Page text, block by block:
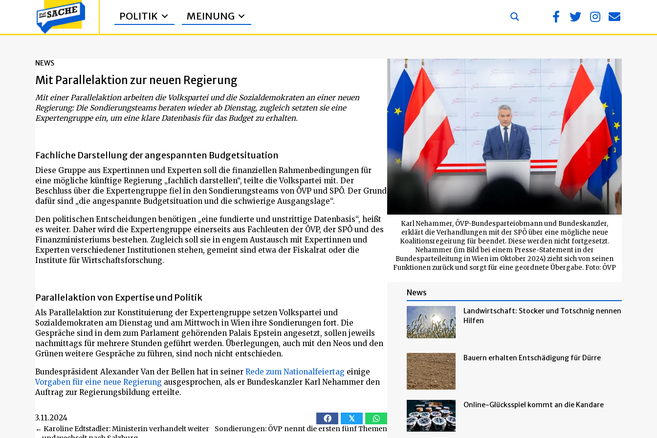
POLITIK MEINUNG
NEWS
Mit Parallelaktion zur neuen Regierung
Mit einer Parallelaktion arbeiten die Volkspartei und die Sozialdemokraten an einer neuen
Regierung: Die Sondierungsteams beraten wieder ab Dienstag, zugleich setzten sie eine
Expertengruppe ein, um eine klare Datenbasis für das Budget zu erhalten.
Fachliche Darstellung der angespannten Budgetsituation
Diese Gruppe aus Expertinnen und Experten soll die finanziellen Rahmenbedingungen für
eine mögliche künftige Regierung „fachlich darstellen“, teilte die Volkspartei mit. Der
Beschluss über die Expertengruppe fiel in den Sondierungsteams von ÖVP und SPÖ. Der Grund
dafür sind „die angespannte Budgetsituation und die schwierige Ausgangslage“.
Den politischen Entscheidungen benötigen „eine fundierte und unstrittige Datenbasis“, heißt
es weiter. Daher wird die Expertengruppe einerseits aus Fachleuten der ÖVP, der SPÖ und des
Finanzministeriums bestehen. Zugleich soll sie in engem Austausch mit Expertinnen und
Experten verschiedener Institutionen stehen, gemeint sind etwa der Fiskalrat oder die
Institute für Wirtschaftsforschung.
Parallelaktion von Expertise und Politik
Als Parallelaktion zur Konstituierung der Expertengruppe setzen Volkspartei und
Sozialdemokraten am Dienstag und am Mittwoch in Wien ihre Sondierungen fort. Die
Gespräche sind in dem zum Parlament gehörenden Palais Epstein angesetzt, sollen jeweils
nachmittags für mehrere Stunden geführt werden. Überlegungen, auch mit den Neos und den
Grünen weitere Gespräche zu führen, sind noch nicht entschieden.
Bundespräsident Alexander Van der Bellen hat in seiner Rede zum Nationalfeiertag einige
Vorgaben für eine neue Regierung ausgesprochen, als er Bundeskanzler Karl Nehammer den
Auftrag zur Regierungsbildung erteilte.
3.11.2024 𝕏
Beitragsnavigation
← Karoline Edtstadler: Ministerin verhandelt weiter
Sondierungen: ÖVP nennt die ersten fünf Themen
Karl Nehammer, ÖVP-Bundesparteiobmann und Bundeskanzler,
erklärt die Verhandlungen mit der SPÖ über eine mögliche neue
Koalitionsregeirung für beendet. Diese werden nicht fortgesetzt.
Nehammer (im Bild bei einem Presse-Statement in der
Bundesparteileitung in Wien im Oktober 2024) zieht sich von seinen
Funktionen zurück und sorgt für eine geordnete Übergabe. Foto: ÖVP
News
Landwirtschaft: Stocker und Totschnig nennen
Hilfen
Bauern erhalten Entschädigung für Dürre
Online-Glücksspiel kommt an die Kandare